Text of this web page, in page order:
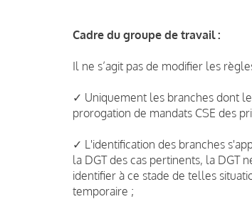
Cadre du groupe de travail :
Il ne s’agit pas de modifier les
✓ Uniquement les branches dont
prorogation de mandats CSE des
✓ L'identification des branches
la DGT des cas pertinents, la DGT
identifier à ce stade de telles
temporaire ;